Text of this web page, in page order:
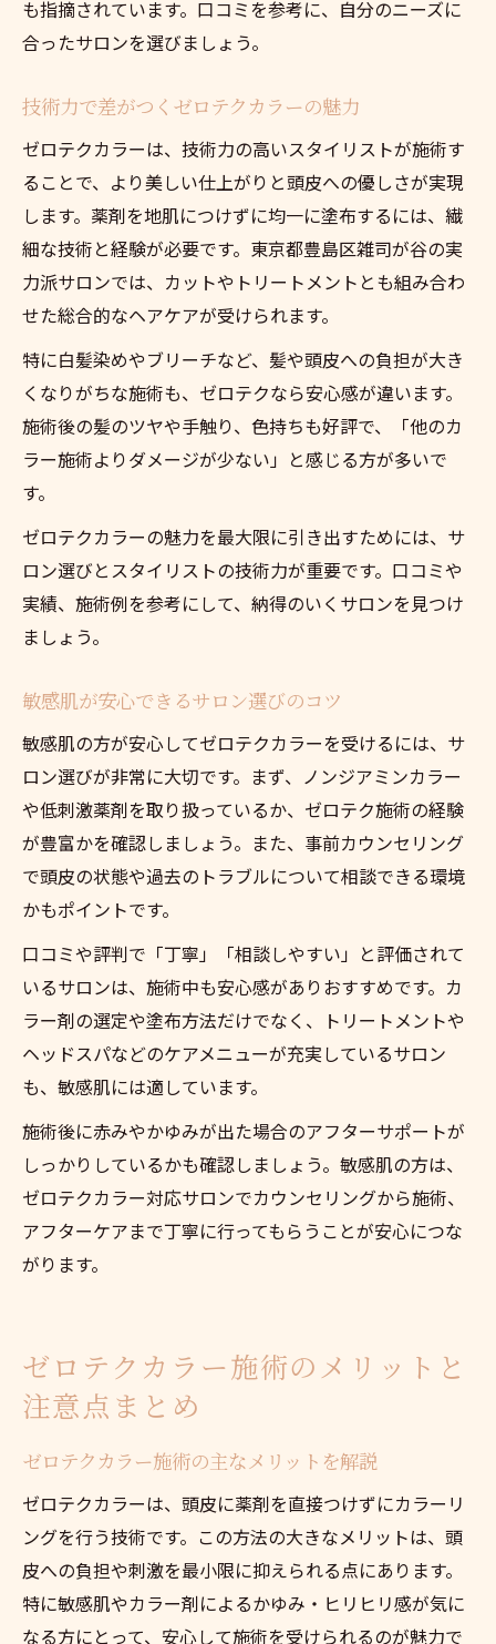
も指摘されています。口コミを参考に、自分のニーズに
合ったサロンを選びましょう。
技術力で差がつくゼロテクカラーの魅力
ゼロテクカラーは、技術力の高いスタイリストが施術す
ることで、より美しい仕上がりと頭皮への優しさが実現
します。薬剤を地肌につけずに均一に塗布するには、繊
細な技術と経験が必要です。東京都豊島区雑司が谷の実
力派サロンでは、カットやトリートメントとも組み合わ
せた総合的なヘアケアが受けられます。
特に白髪染めやブリーチなど、髪や頭皮への負担が大き
くなりがちな施術も、ゼロテクなら安心感が違います。
施術後の髪のツヤや手触り、色持ちも好評で、「他のカ
ラー施術よりダメージが少ない」と感じる方が多いで
す。
ゼロテクカラーの魅力を最大限に引き出すためには、サ
ロン選びとスタイリストの技術力が重要です。口コミや
実績、施術例を参考にして、納得のいくサロンを見つけ
ましょう。
敏感肌が安心できるサロン選びのコツ
敏感肌の方が安心してゼロテクカラーを受けるには、サ
ロン選びが非常に大切です。まず、ノンジアミンカラー
や低刺激薬剤を取り扱っているか、ゼロテク施術の経験
が豊富かを確認しましょう。また、事前カウンセリング
で頭皮の状態や過去のトラブルについて相談できる環境
かもポイントです。
口コミや評判で「丁寧」「相談しやすい」と評価されて
いるサロンは、施術中も安心感がありおすすめです。カ
ラー剤の選定や塗布方法だけでなく、トリートメントや
ヘッドスパなどのケアメニューが充実しているサロン
も、敏感肌には適しています。
施術後に赤みやかゆみが出た場合のアフターサポートが
しっかりしているかも確認しましょう。敏感肌の方は、
ゼロテクカラー対応サロンでカウンセリングから施術、
アフターケアまで丁寧に行ってもらうことが安心につな
がります。
ゼロテクカラー施術のメリットと
注意点まとめ
ゼロテクカラー施術の主なメリットを解説
ゼロテクカラーは、頭皮に薬剤を直接つけずにカラーリ
ングを行う技術です。この方法の大きなメリットは、頭
皮への負担や刺激を最小限に抑えられる点にあります。
特に敏感肌やカラー剤によるかゆみ・ヒリヒリ感が気に
なる方にとって、安心して施術を受けられるのが魅力で